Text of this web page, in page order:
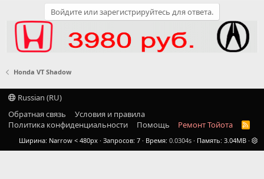
Войдите или зарегистрируйтесь для ответа.
Honda VT Shadow
Russian (RU)
Обратная связь
Условия и правила
Политика конфиденциальности
Помощь Ремонт Тойота
R
S
S
Ширина Запросов 7 Время 0.0304s Память 3.04MB